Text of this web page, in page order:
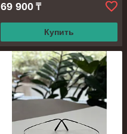
69 900 ₸
Купить